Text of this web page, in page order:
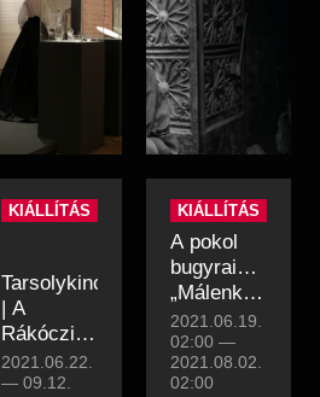
KIÁLLÍTÁS
Tarsolykincsek
| A
Rákóczi-
szabadságharctól
II.
2021.06.22.
— 09.12.
KIÁLLÍTÁS
A pokol
bugyrai…
„Málenkij
robot" és
Gulág
2021.06.19.
02:00 —
2021.08.02.
02:00